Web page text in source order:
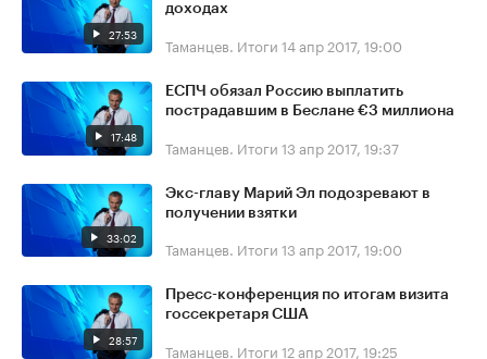
27:53
доходах
Таманцев. Итоги 14 апр 2017, 19:00
17:48
ЕСПЧ обязал Россию выплатить
пострадавшим в Беслане €3 миллиона
Таманцев. Итоги 13 апр 2017, 19:37
33:02
Экс-главу Марий Эл подозревают в
получении взятки
Таманцев. Итоги 13 апр 2017, 19:00
28:57
Пресс-конференция по итогам визита
госсекретаря США
Таманцев. Итоги 12 апр 2017, 19:25